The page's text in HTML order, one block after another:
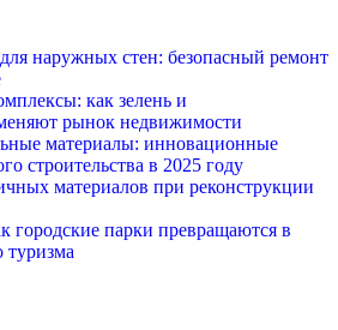
наружных стен: безопасный ремонт
как зелень и
рынок недвижимости
материалы: инновационные
строительства в 2025 году
материалов при реконструкции
городские парки превращаются в
туризма